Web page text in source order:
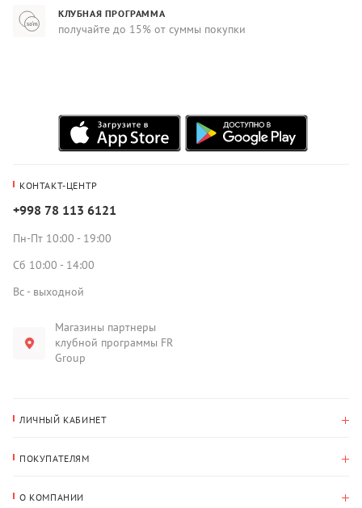
КЛУБНАЯ ПРОГРАММА
получайте до 15% от суммы покупки
КОНТАКТ-ЦЕНТР
+998 78 113 6121
Пн-Пт 10:00 - 19:00
Сб 10:00 - 14:00
Вс - выходной
Магазины партнеры
клубной программы FR
Group
ЛИЧНЫЙ КАБИНЕТ
Адрес для доставки
ПОКУПАТЕЛЯМ
О КОМПАНИИ